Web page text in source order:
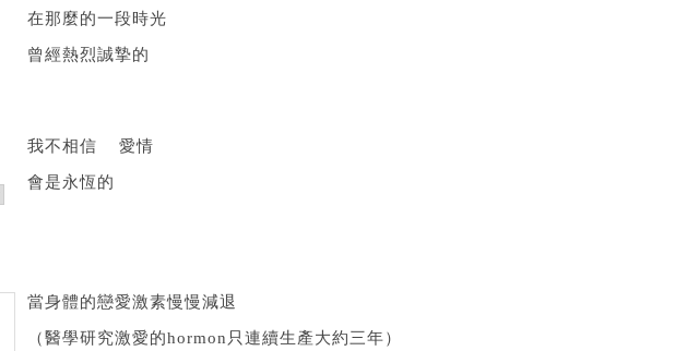
在那麼的一段時光
曾經熱烈誠摯的
我不相信 愛情
會是永恆的
當身體的戀愛激素慢慢減退
（醫學研究激愛的hormon只連續生產大約三年）